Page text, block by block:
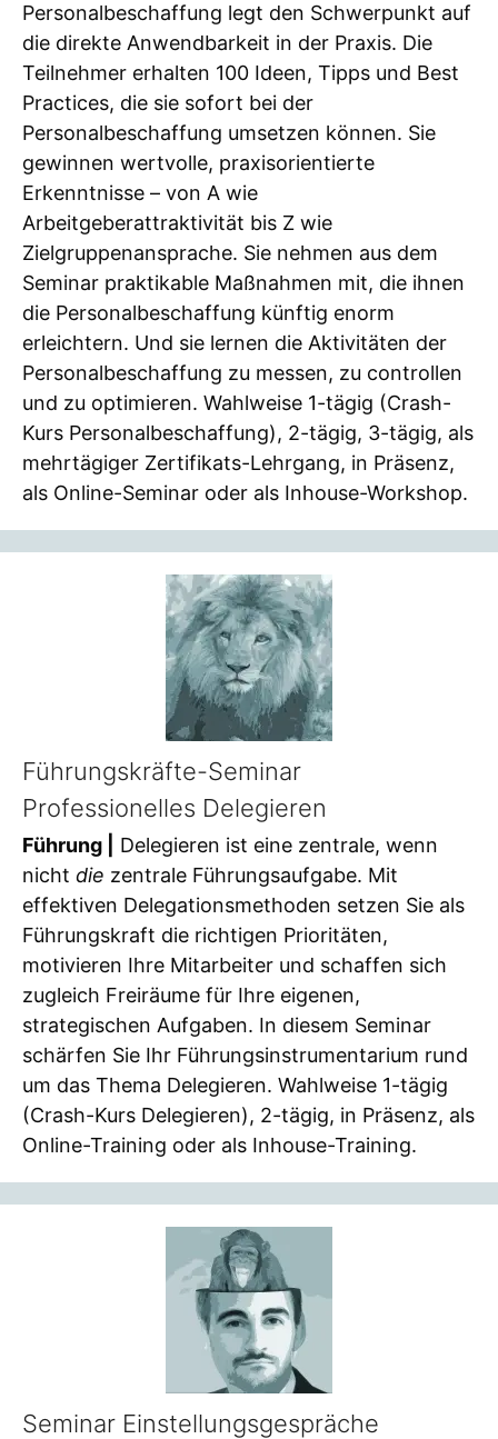
Personalbeschaffung legt den Schwerpunkt auf
die direkte Anwendbarkeit in der Praxis. Die
Teilnehmer erhalten 100 Ideen, Tipps und Best
Practices, die sie sofort bei der
Personalbeschaffung umsetzen können. Sie
gewinnen wertvolle, praxisorientierte
Erkenntnisse – von A wie
Arbeitgeberattraktivität bis Z wie
Zielgruppenansprache. Sie nehmen aus dem
Seminar praktikable Maßnahmen mit, die ihnen
die Personalbeschaffung künftig enorm
erleichtern. Und sie lernen die Aktivitäten der
Personalbeschaffung zu messen, zu controllen
und zu optimieren. Wahlweise 1-tägig (Crash-
Kurs Personalbeschaffung), 2-tägig, 3-tägig, als
mehrtägiger Zertifikats-Lehrgang, in Präsenz,
als Online-Seminar oder als Inhouse-Workshop.
Führungskräfte-Seminar
Professionelles Delegieren
Führung |
Delegieren ist eine zentrale, wenn
nicht die zentrale Führungsaufgabe. Mit
effektiven Delegationsmethoden setzen Sie als
Führungskraft die richtigen Prioritäten,
motivieren Ihre Mitarbeiter und schaffen sich
zugleich Freiräume für Ihre eigenen,
strategischen Aufgaben. In diesem Seminar
schärfen Sie Ihr Führungsinstrumentarium rund
um das Thema Delegieren. Wahlweise 1-tägig
(Crash-Kurs Delegieren), 2-tägig, in Präsenz, als
Online-Training oder als Inhouse-Training.
Seminar Einstellungsgespräche